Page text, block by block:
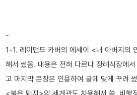
-
1-1. 레이먼드 카버의 에세이 <내 아버지의
해서 썼음. 내용은 전혀 다르나 장례식장에
고 마지막 문장은 인용하여 글에 맞게 꾸려